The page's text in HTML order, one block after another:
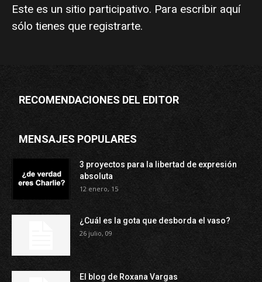
Este es un sitio participativo. Para escribir aquí
sólo tienes que registrarte.
RECOMENDACIONES DEL EDITOR
MENSAJES POPULARES
3 proyectos para la libertad de expresión
absoluta
12 enero, 15
¿Cuál es la gota que desborda el vaso?
26 julio, 09
El blog de Roxana Vargas